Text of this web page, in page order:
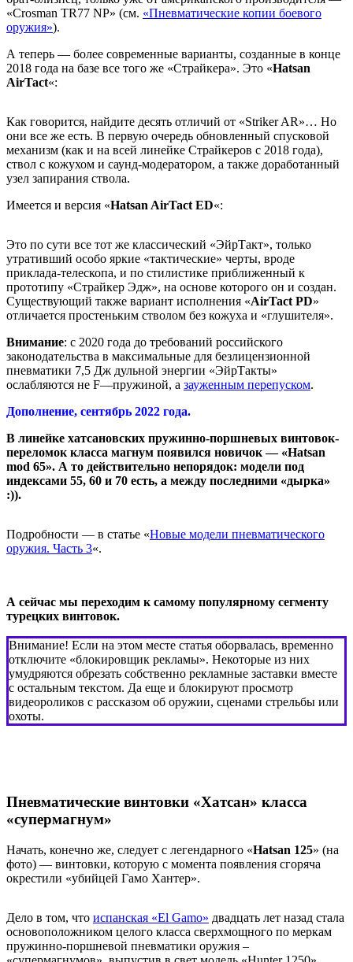
«Crosman TR77 NP» (см. «Пневматические копии боевого
оружия»).
А теперь — более современные варианты, созданные в конце
2018 года на базе все того же «Страйкера». Это «Hatsan
AirTact«:
Как говорится, найдите десять отличий от «Striker AR»… Но
они все же есть. В первую очередь обновленный спусковой
механизм (как и на всей линейке Страйкеров с 2018 года),
ствол с кожухом и саунд-модератором, а также доработанный
узел запирания ствола.
Имеется и версия «Hatsan AirTact ED«:
Это по сути все тот же классический «ЭйрТакт», только
утративший особо яркие «тактические» черты, вроде
приклада-телескопа, и по стилистике приближенный к
прототипу «Страйкер Эдж», на основе которого он и создан.
Существующий также вариант исполнения «AirTact PD»
отличается простеньким стволом без кожуха и «глушителя».
Внимание: с 2020 года до требований российского
законодательства в максимальные для безлицензионной
пневматики 7,5 Дж дульной энергии «ЭйрТакты»
ослабляются не F—пружиной, а зауженным перепуском.
Дополнение, сентябрь 2022 года.
В линейке хатсановских пружинно-поршневых винтовок-
переломок класса магнум появился новичок — «Hatsan
mod 65». А то действительно непорядок: модели под
индексами 55, 60 и 70 есть, а между последними «дырка»
:)).
Подробности — в статье «Новые модели пневматического
оружия. Часть 3«.
А сейчас мы переходим к самому популярному сегменту
турецких винтовок.
Внимание! Если на этом месте статья оборвалась, временно
отключите «блокировщик рекламы». Некоторые из них
умудряются обрезать собственно рекламные заставки вместе
с остальным текстом. Да еще и блокируют просмотр
видеороликов с рассказом об оружии, сценами стрельбы или
охоты.
Пневматические винтовки «Хатсан» класса
«супермагнум»
Начать, конечно же, следует с легендарного «Hatsan 125» (на
фото) — винтовки, которую с момента появления сгоряча
окрестили «убийцей Гамо Хантер».
Дело в том, что испанская «El Gamo» двадцать лет назад стала
основоположником целого класса сверхмощного по меркам
пружинно-поршневой пневматики оружия –